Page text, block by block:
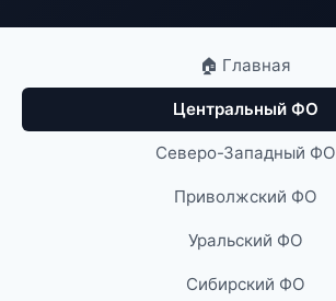
🏠 Главная
Центральный ФО
Северо-Западный ФО
Приволжский ФО
Уральский ФО
Сибирский ФО